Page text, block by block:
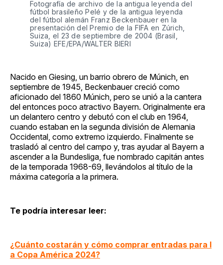
Fotografía de archivo de la antigua leyenda del
fútbol brasileño Pelé y de la antigua leyenda
del fútbol alemán Franz Beckenbauer en la
presentación del Premio de la FIFA en Zúrich,
Suiza, el 23 de septiembre de 2004 (Brasil,
Suiza) EFE/EPA/WALTER BIERI
Nacido en Giesing, un barrio obrero de Múnich, en
septiembre de 1945, Beckenbauer creció como
aficionado del 1860 Múnich, pero se unió a la cantera
del entonces poco atractivo Bayern. Originalmente era
un delantero centro y debutó con el club en 1964,
cuando estaban en la segunda división de Alemania
Occidental, como extremo izquierdo. Finalmente se
trasladó al centro del campo y, tras ayudar al Bayern a
ascender a la Bundesliga, fue nombrado capitán antes
de la temporada 1968-69, llevándolos al título de la
máxima categoría a la primera.
Te podría interesar leer:
¿Cuánto costarán y cómo comprar entradas para l
a Copa América 2024?